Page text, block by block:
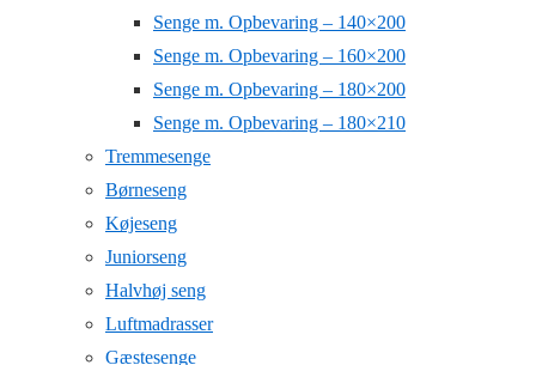
Senge m. Opbevaring – 140×200
Senge m. Opbevaring – 160×200
Senge m. Opbevaring – 180×200
Senge m. Opbevaring – 180×210
Tremmesenge
Børneseng
Køjeseng
Juniorseng
Halvhøj seng
Luftmadrasser
Gæstesenge